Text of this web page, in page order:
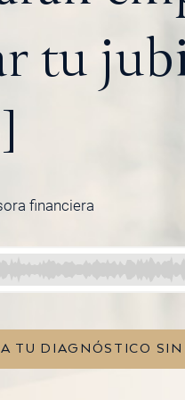
tu
financiera
TU DIAGNÓSTICO SIN